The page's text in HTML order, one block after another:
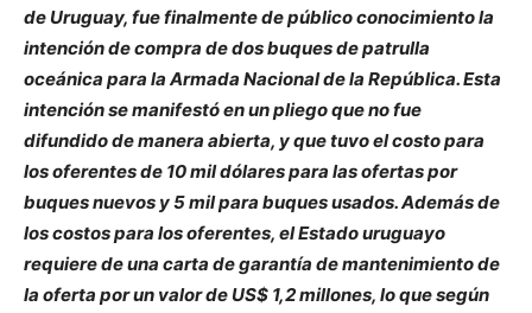
de Uruguay, fue finalmente de público conocimiento la
intención de compra de dos buques de patrulla
oceánica para la Armada Nacional de la República. Esta
intención se manifestó en un pliego que no fue
difundido de manera abierta, y que tuvo el costo para
los oferentes de 10 mil dólares para las ofertas por
buques nuevos y 5 mil para buques usados. Además de
los costos para los oferentes, el Estado uruguayo
requiere de una carta de garantía de mantenimiento de
la oferta por un valor de US$ 1,2 millones, lo que según